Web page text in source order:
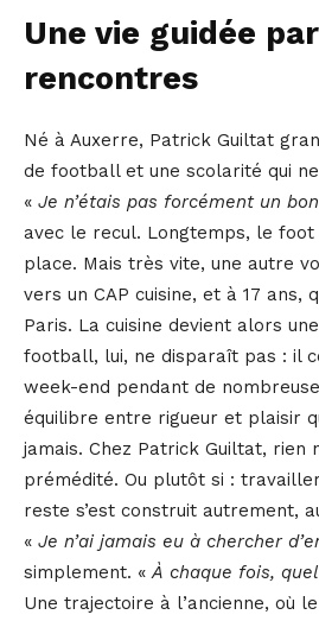
Une vie guidée
rencontres
Né à Auxerre, Patrick Guiltat
de football et une scolarité qui
« Je n’étais pas forcément un
avec le recul. Longtemps, le
place. Mais très vite, une autre
vers un CAP cuisine, et à 17 ans,
Paris. La cuisine devient alors
football, lui, ne disparaît pas : il
week-end pendant de
équilibre entre rigueur et plaisir
jamais. Chez Patrick Guiltat, rien
prémédité. Ou plutôt si :
reste s’est construit autrement,
« Je n’ai jamais eu à chercher
simplement. «À chaque fois,
Une trajectoire à l’ancienne, où